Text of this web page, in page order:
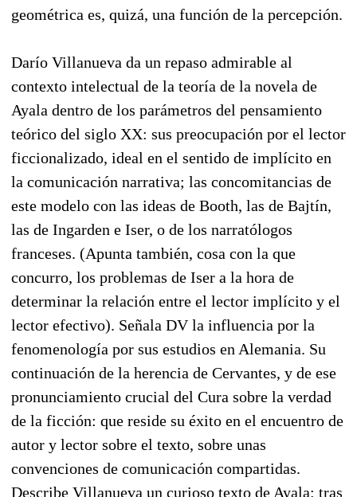
geométrica es, quizá, una función de la percepción.
Darío Villanueva da un repaso admirable al
contexto intelectual de la teoría de la novela de
Ayala dentro de los parámetros del pensamiento
teórico del siglo XX: sus preocupación por el lector
ficcionalizado, ideal en el sentido de implícito en
la comunicación narrativa; las concomitancias de
este modelo con las ideas de Booth, las de Bajtín,
las de Ingarden e Iser, o de los narratólogos
franceses. (Apunta también, cosa con la que
concurro, los problemas de Iser a la hora de
determinar la relación entre el lector implícito y el
lector efectivo). Señala DV la influencia por la
fenomenología por sus estudios en Alemania. Su
continuación de la herencia de Cervantes, y de ese
pronunciamiento crucial del Cura sobre la verdad
de la ficción: que reside su éxito en el encuentro de
autor y lector sobre el texto, sobre unas
convenciones de comunicación compartidas.
Describe Villanueva un curioso texto de Ayala: tras